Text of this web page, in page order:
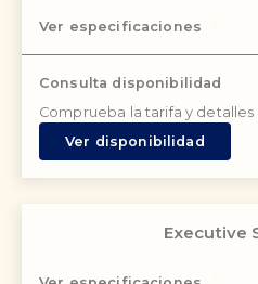
Ver especificaciones
Consulta disponibilidad
Comprueba la tarifa y
Ver disponibilidad
Executive